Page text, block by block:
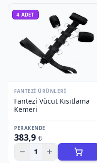
4 ADET
FANTEZI ÜRÜNLERI
Fantezi Vücut Kısıtlama
Kemeri
PERAKENDE
383,9 ₺
1